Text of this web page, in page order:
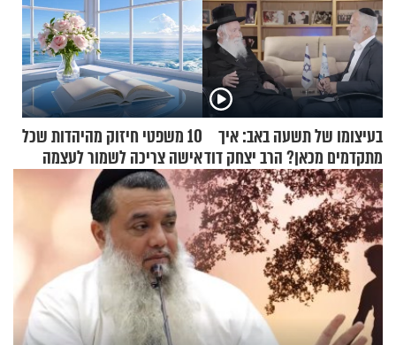
בעיצומו של תשעה באב: איך
מתקדמים מכאן? הרב יצחק דוד
גרוסמן בשיחה מיוחדת
10 משפטי חיזוק מהיהדות שכל
אישה צריכה לשמור לעצמה